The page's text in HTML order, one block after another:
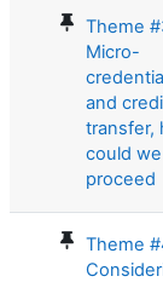
Theme
Micro-
and
transfer,
could we
proceed
Theme